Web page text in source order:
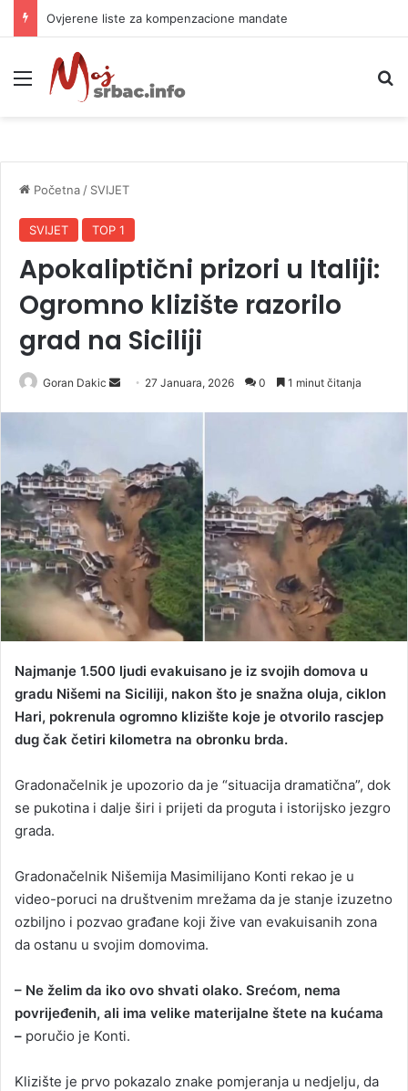
Ovjerene liste za kompenzacione mandate
Meni
Početna / SVIJET
SVIJET TOP 1
Apokaliptični prizori u Italiji:
Ogromno klizište razorilo
grad na Siciliji
Goran Dakic
a
n
e
m
a
i
l
27 Januara, 2026 0 1 minut čitanja
Najmanje 1.500 ljudi evakuisano je iz svojih domova u
gradu Nišemi na Siciliji, nakon što je snažna oluja, ciklon
Hari, pokrenula ogromno klizište koje je otvorilo rascjep
dug čak četiri kilometra na obronku brda.
Gradonačelnik je upozorio da je “situacija dramatična”, dok
se pukotina i dalje širi i prijeti da proguta i istorijsko jezgro
grada.
Gradonačelnik Nišemija Masimilijano Konti rekao je u
video-poruci na društvenim mrežama da je stanje izuzetno
ozbiljno i pozvao građane koji žive van evakuisanih zona
da ostanu u svojim domovima.
– Ne želim da iko ovo shvati olako. Srećom, nema
povrijeđenih, ali ima velike materijalne štete na kućama
– poručio je Konti.
Klizište je prvo pokazalo znake pomjeranja u nedjelju, da